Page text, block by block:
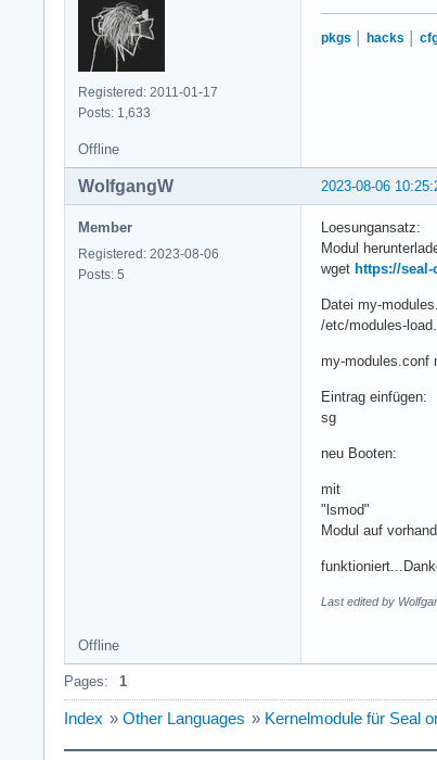
Registered: 2011-01-17
Posts: 1,633
pkgs hacks
Offline
2023-08-06
WolfgangW
Member
Registered: 2023-08-06
Posts: 5
Loesungansatz:
Modul
wget https://
Datei my-
/etc/modules-
my-modules.conf
Eintrag einfügen:
sg
neu Booten:
mit
"lsmod"
Modul auf
Last edited by
Offline
Pages: 1
Index » Other Languages » Kernelmodule für Seal